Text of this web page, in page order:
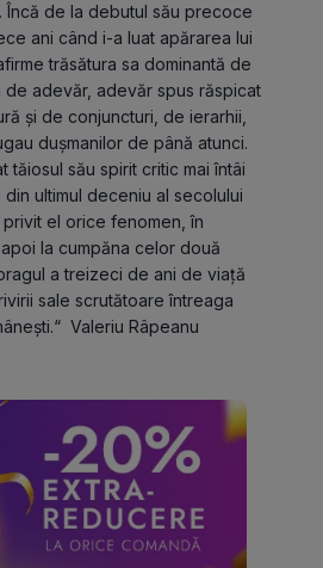
Încă de la debutul său precoce
ani când i-a luat apărarea lui
trăsătura sa dominantă de
de adevăr, adevăr spus răspicat
şi de conjuncturi, de ierarhii,
duşmanilor de până atunci.
tăiosul său spirit critic mai întâi
ultimul deceniu al secolului
el orice fenomen, în
la cumpăna celor două
a treizeci de ani de viaţă
sale scrutătoare întreaga
Valeriu Râpeanu